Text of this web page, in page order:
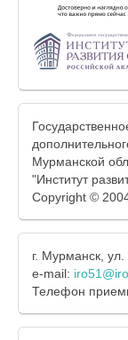
Мурманской
"Институт
Copyright ©
г. Мурманск,
e-mail:
Телефон